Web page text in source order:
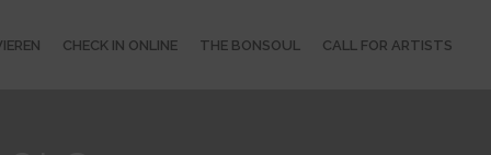
CHECK IN ONLINE THE BONSOUL CALL FOR ARTISTS